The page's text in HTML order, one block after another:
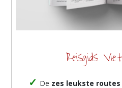
Reisgids
De zes leukste routes